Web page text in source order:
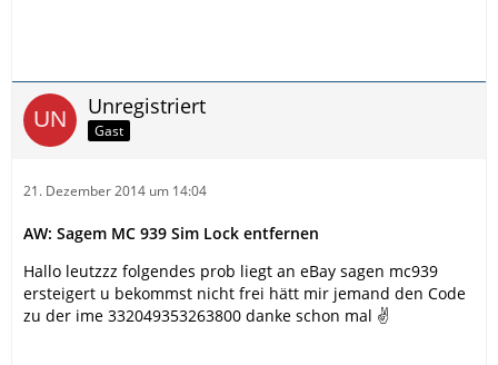
Unregistriert
Gast
21. Dezember 2014 um 14:04
AW: Sagem MC 939 Sim Lock entfernen
Hallo leutzzz folgendes prob liegt an eBay sagen mc939
ersteigert u bekommst nicht frei hätt mir jemand den Code
zu der ime 332049353263800 danke schon mal ✌️